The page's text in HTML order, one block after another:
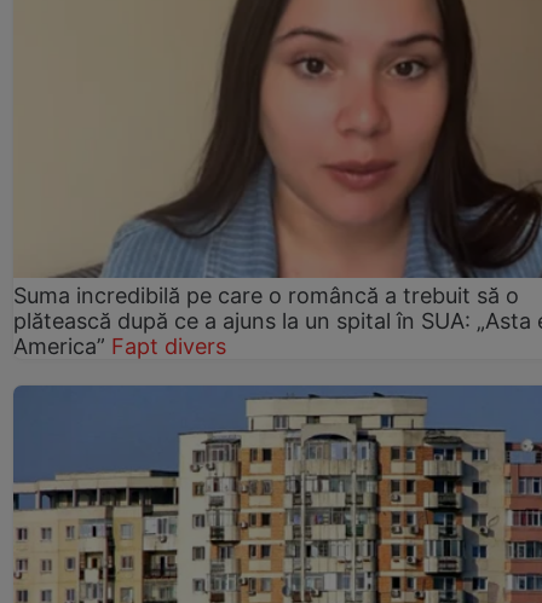
Suma incredibilă pe care o româncă a trebuit să o
plătească după ce a ajuns la un spital în SUA: „Asta
America” Fapt divers